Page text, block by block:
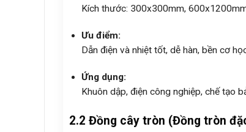
Kích thước: 300x300mm,
Ưu điểm:
Dẫn điện và nhiệt tốt, dễ hàn, bền cơ
Ứng dụng:
Khuôn dập, điện công nghiệp, chế tạo
2.2 Đồng cây tròn (Đồng tròn